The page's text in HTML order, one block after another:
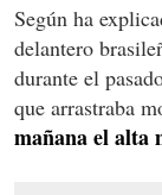
Según ha
delantero
durante el
que arrastraba
mañana el alta